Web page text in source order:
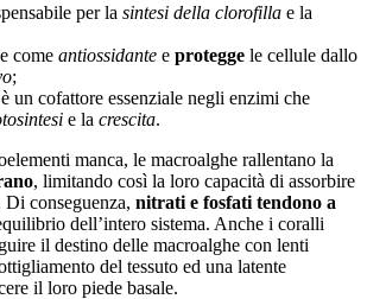
per la sintesi della clorofilla e la
come antiossidante e protegge le cellule dallo
;
è un cofattore essenziale negli enzimi che
e la crescita.
manca, le macroalghe rallentano la
, limitando così la loro capacità di assorbire
Di conseguenza, nitrati e fosfati tendono a
dell’intero sistema. Anche i coralli
il destino delle macroalghe con lenti
del tessuto ed una latente
il loro piede basale.